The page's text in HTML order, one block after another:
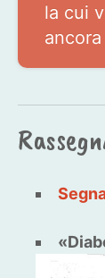
la cui